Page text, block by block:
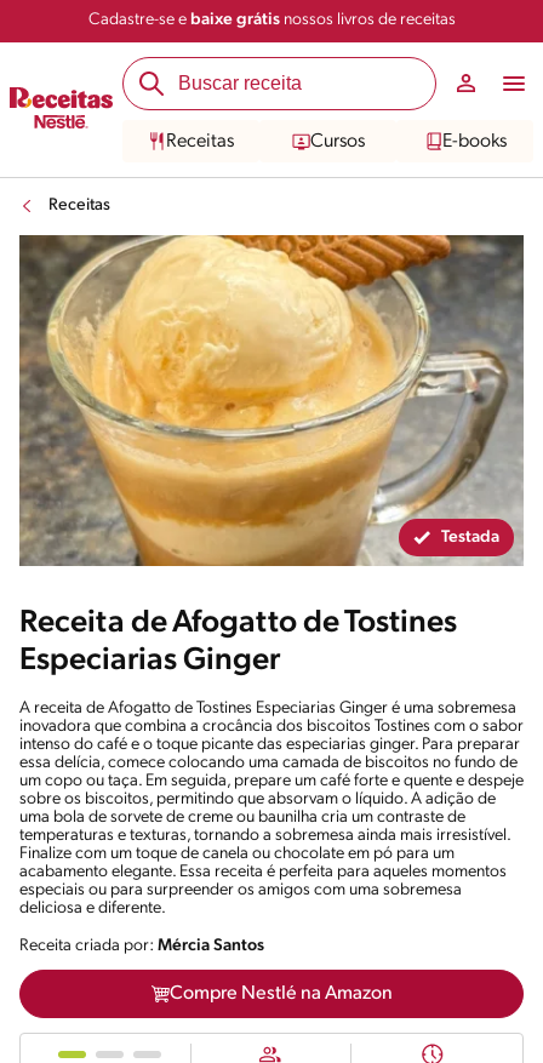
Cadastre-se e baixe grátisnossos livros de receitas
Receitas Cursos E-books
Receitas
Salvar Compartilhar
Testada
Receita de Afogatto de Tostines
Especiarias Ginger
A receita de Afogatto de Tostines Especiarias Ginger é uma sobremesa
inovadora que combina a crocância dos biscoitos Tostines com o sabor
intenso do café e o toque picante das especiarias ginger. Para preparar
essa delícia, comece colocando uma camada de biscoitos no fundo de
um copo ou taça. Em seguida, prepare um café forte e quente e despeje
sobre os biscoitos, permitindo que absorvam o líquido. A adição de
uma bola de sorvete de creme ou baunilha cria um contraste de
temperaturas e texturas, tornando a sobremesa ainda mais irresistível.
Finalize com um toque de canela ou chocolate em pó para um
acabamento elegante. Essa receita é perfeita para aqueles momentos
especiais ou para surpreender os amigos com uma sobremesa
deliciosa e diferente.
Receita criada por: Mércia Santos
Compre Nestlé na Amazon